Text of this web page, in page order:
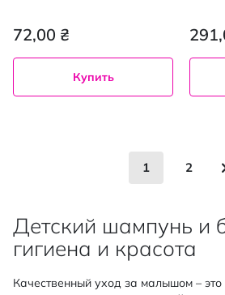
72,00 ₴
Купить
You're
1 2
Детский шампунь и
гигиена и красота
Качественный уход за малышом –